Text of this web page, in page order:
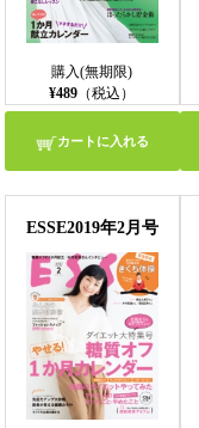
購入(無期限)
¥489 （税込）
カートに入れる
ESSE2019年2月号